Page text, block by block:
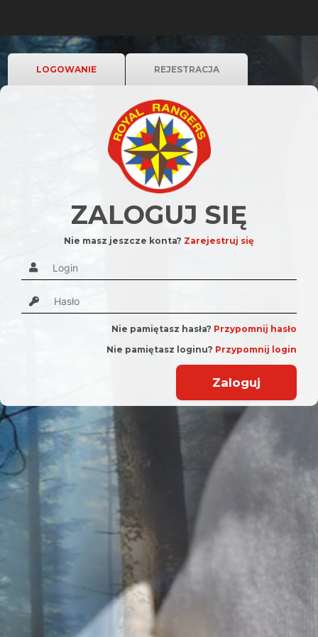
LOGOWANIE REJESTRACJA
ZALOGUJ SIĘ
Nie masz jeszcze konta? Zarejestruj się
Nie pamiętasz hasła? Przypomnij hasło
Nie pamiętasz loginu? Przypomnij login
Zaloguj